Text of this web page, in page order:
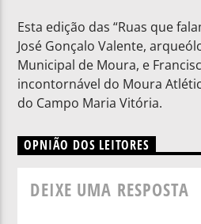
Esta edição das “Ruas que
José Gonçalo Valente,
Municipal de Moura, e
incontornável do Moura
do Campo Maria Vitória.
OPNIÃO DOS LEITORES
DEIXE UMA RESPOSTA